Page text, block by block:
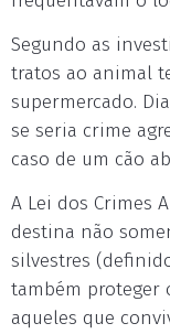
Segundo as
tratos ao animal
supermercado.
se seria crime
caso de um cão
A Lei dos Crimes
destina não
silvestres
também proteger
aqueles que